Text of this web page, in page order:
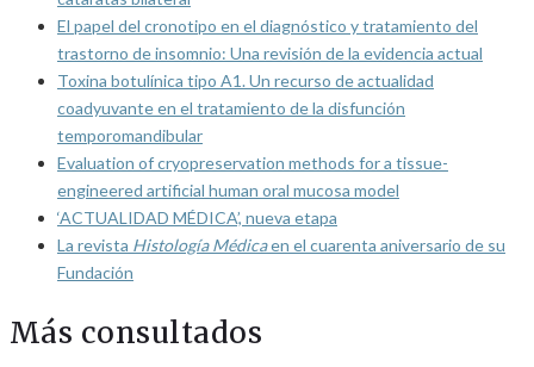
El papel del cronotipo en el diagnóstico y tratamiento del
trastorno de insomnio: Una revisión de la evidencia actual
Toxina botulínica tipo A1. Un recurso de actualidad
coadyuvante en el tratamiento de la disfunción
temporomandibular
Evaluation of cryopreservation methods for a tissue-
engineered artificial human oral mucosa model
‘ACTUALIDAD MÉDICA’, nueva etapa
La revista Histología Médicaen el cuarenta aniversario de su
Fundación
Más consultados